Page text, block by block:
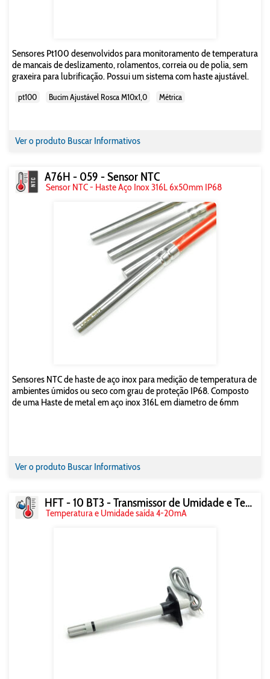
Sensores Pt100 desenvolvidos para monitoramento de temperatura
de mancais de deslizamento, rolamentos, correia ou de polia, sem
graxeira para lubrificação. Possui um sistema com haste ajustável.
pt100 Bucim Ajustável Rosca M10x1,0 Métrica
Ver o produto Buscar Informativos
A76H - 059 - Sensor NTC
Sensor NTC - Haste Aço Inox 316L 6x50mm IP68
Sensores NTC de haste de aço inox para medição de temperatura de
ambientes úmidos ou seco com grau de proteção IP68. Composto
de uma Haste de metal em aço inox 316L em diametro de 6mm
Ver o produto Buscar Informativos
HFT - 10 BT3 - Transmissor de Umidade e Temperatura
Temperatura e Umidade saída 4-20mA